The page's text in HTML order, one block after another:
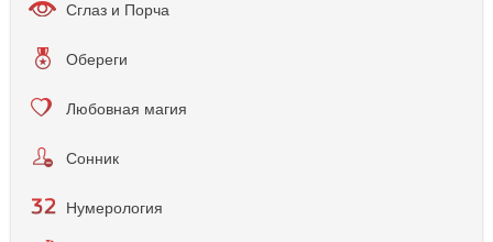
Сглаз и Порча
Обереги
Любовная магия
Сонник
Нумерология